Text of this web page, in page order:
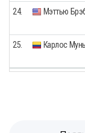
24. Мэттью
25. Карлос